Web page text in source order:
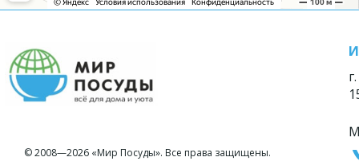
© 2008—2026 «Мир Посуды». Все права защищены.